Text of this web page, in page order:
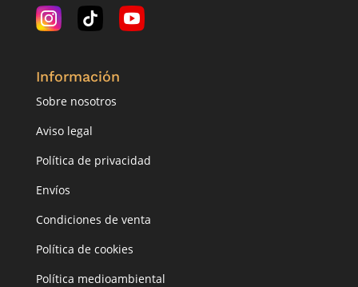
Información
Sobre nosotros
Aviso legal
Política de privacidad
Envíos
Condiciones de venta
Política de cookies
Política medioambiental